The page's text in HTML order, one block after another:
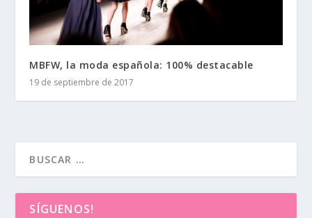
MBFW, la moda española: 100% destacable
19 de septiembre de 2017
SÍGUENOS!